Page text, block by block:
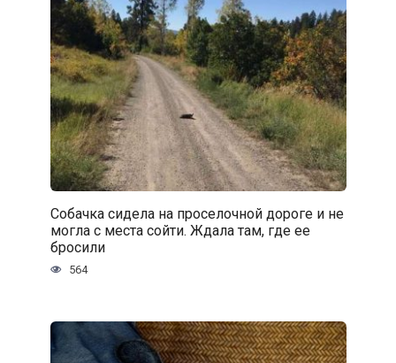
Собачка сидела на проселочной дороге и не
могла с места сойти. Ждала там, где ее
бросили
564